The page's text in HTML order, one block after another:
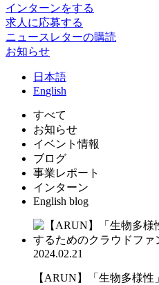
インターンをする
求人に応募する
ニュースレターの購読
お知らせ
日 本語
English
すべて
お知らせ
イベント情報
ブログ
事業レポート
インターン
English blog
2024.02.21
【ARUN】「生物多様